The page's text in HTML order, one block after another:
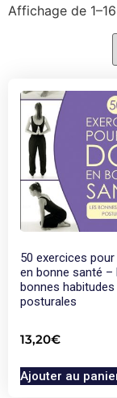
Affichage de
50 exercices
en bonne santé –
bonnes habitudes
posturales
13,20€
Ajouter au